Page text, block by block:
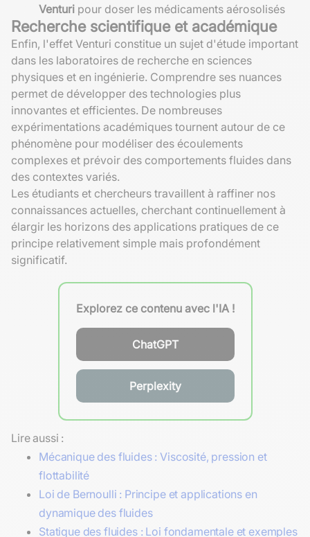
Venturi pour doser les médicaments aérosolisés
Recherche scientifique et académique
Enfin, l'effet Venturi constitue un sujet d'étude important
dans les laboratoires de recherche en sciences
physiques et en ingénierie. Comprendre ses nuances
permet de développer des technologies plus
innovantes et efficientes. De nombreuses
expérimentations académiques tournent autour de ce
phénomène pour modéliser des écoulements
complexes et prévoir des comportements fluides dans
des contextes variés.
Les étudiants et chercheurs travaillent à raffiner nos
connaissances actuelles, cherchant continuellement à
élargir les horizons des applications pratiques de ce
principe relativement simple mais profondément
significatif.
Explorez ce contenu avec l'IA !
ChatGPT
Perplexity
Lire aussi :
Mécanique des fluides : Viscosité, pression et
flottabilité
Loi de Bernoulli : Principe et applications en
dynamique des fluides
Statique des fluides : Loi fondamentale et exemples